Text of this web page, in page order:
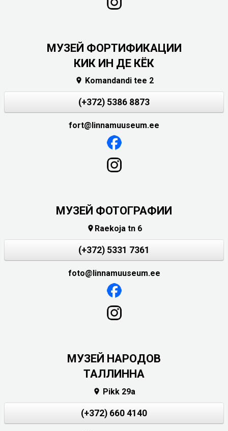
МУЗЕЙ ФОРТИФИКАЦИИ
КИК ИН ДЕ КЁК
 Komandandi tee 2
(+372) 5386 8873
fort@linnamuuseum.ee
МУЗЕЙ ФОТОГРАФИИ
 Raekoja tn 6
(+372) 5331 7361
foto@linnamuuseum.ee
MУЗЕЙ НАРОДОВ
ТАЛЛИННА
 Pikk 29a
(+372) 660 4140